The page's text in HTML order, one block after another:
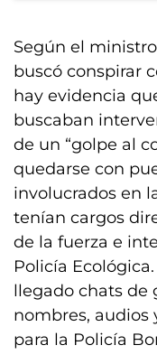
Según el
buscó conspirar
hay evidencia
buscaban
de un “golpe al
quedarse con
involucrados en
tenían cargos
de la fuerza e
Policía
llegado chats de
nombres, audios
para la Policía